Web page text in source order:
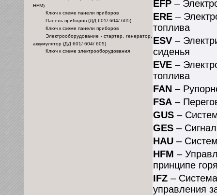
HFM)
Ключ к схеме панели приборов
Панель приборов (ДД 601/ 604/ 605)
Ключ к схеме панели приборов
Электрооборудование - стартер, генератор,
аккумулятор (ДД 601/ 604/ 605)
Ключ к схеме электрооборудования
EFP –
ERE –
топлива
ESV –
сиденья
EVE –
топлива
FAN –
FSA –
GUS –
GES –
HAU –
HFM –
принципе
IFZ –
управления